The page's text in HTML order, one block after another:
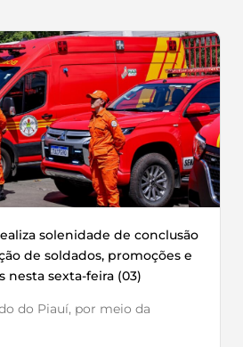
solenidade de conclusão
de soldados, promoções e
nesta sexta-feira (03)
do Piauí, por meio da